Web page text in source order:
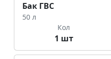
Бак ГВС
50 л
Кол
1 шт